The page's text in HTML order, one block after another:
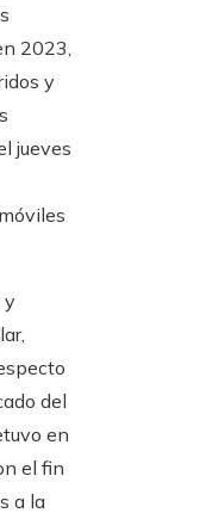
2023,
y
jueves
y
del
en
el fin
a la